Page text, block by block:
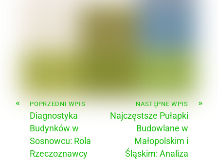
« POPRZEDNI WPIS
Diagnostyka
Budynków w
Sosnowcu: Rola
Rzeczoznawcy
»
NASTĘPNE WPIS
Najczęstsze Pułapki
Budowlane w
Małopolskim i
Śląskim: Analiza